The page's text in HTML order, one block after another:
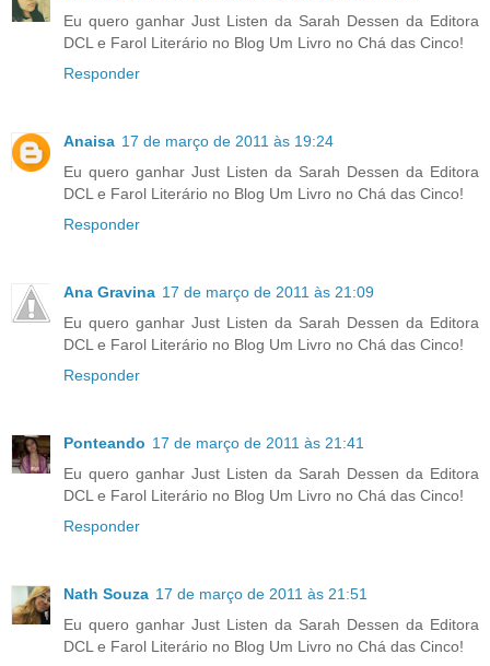
Eu quero ganhar Just Listen da Sarah Dessen da Editora
DCL e Farol Literário no Blog Um Livro no Chá das Cinco!
Responder
Anaisa 17 de março de 2011 às 19:24
Eu quero ganhar Just Listen da Sarah Dessen da Editora
DCL e Farol Literário no Blog Um Livro no Chá das Cinco!
Responder
Ana Gravina 17 de março de 2011 às 21:09
Eu quero ganhar Just Listen da Sarah Dessen da Editora
DCL e Farol Literário no Blog Um Livro no Chá das Cinco!
Responder
Ponteando 17 de março de 2011 às 21:41
Eu quero ganhar Just Listen da Sarah Dessen da Editora
DCL e Farol Literário no Blog Um Livro no Chá das Cinco!
Responder
Nath Souza 17 de março de 2011 às 21:51
Eu quero ganhar Just Listen da Sarah Dessen da Editora
DCL e Farol Literário no Blog Um Livro no Chá das Cinco!